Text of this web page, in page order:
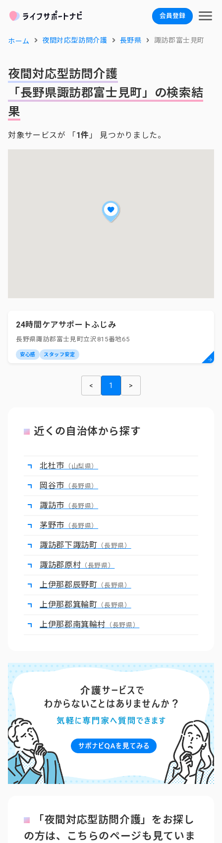
会員登録
ホーム 夜間対応型訪問介護 長野県 諏訪郡富士見町
夜間対応型訪問介護
「長野県諏訪郡富士見町」の検索結
果
対象サービスが 「1件 」 見つかりました。
24時間ケアサポートふじみ
長野県諏訪郡富士見町立沢815番地65
安心感 スタッフ安定
< 1 >
近くの自治体から探す
北杜市 （山梨県）
岡谷市 （長野県）
諏訪市 （長野県）
茅野市 （長野県）
諏訪郡下諏訪町 （長野県）
諏訪郡原村 （長野県）
上伊那郡辰野町 （長野県）
上伊那郡箕輪町 （長野県）
上伊那郡南箕輪村 （長野県）
「夜間対応型訪問介護」をお探し
の方は、こちらのページも見ていま